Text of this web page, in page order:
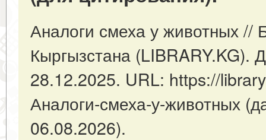
Аналоги смеха у животных //
Кыргызстана (LIBRARY.KG).
28.12.2025. URL: https://
Аналоги-смеха-у-животных
06.08.2026).